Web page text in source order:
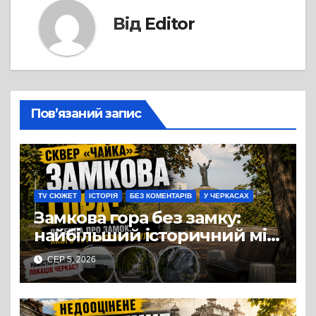
Від Editor
Пов’язаний запис
TV СЮЖЕТ ІСТОРІЯ БЕЗ КОМЕНТАРІВ У ЧЕРКАСАХ
Замкова гора без замку:
найбільший історичний міф
Черкас
СЕР 5, 2026